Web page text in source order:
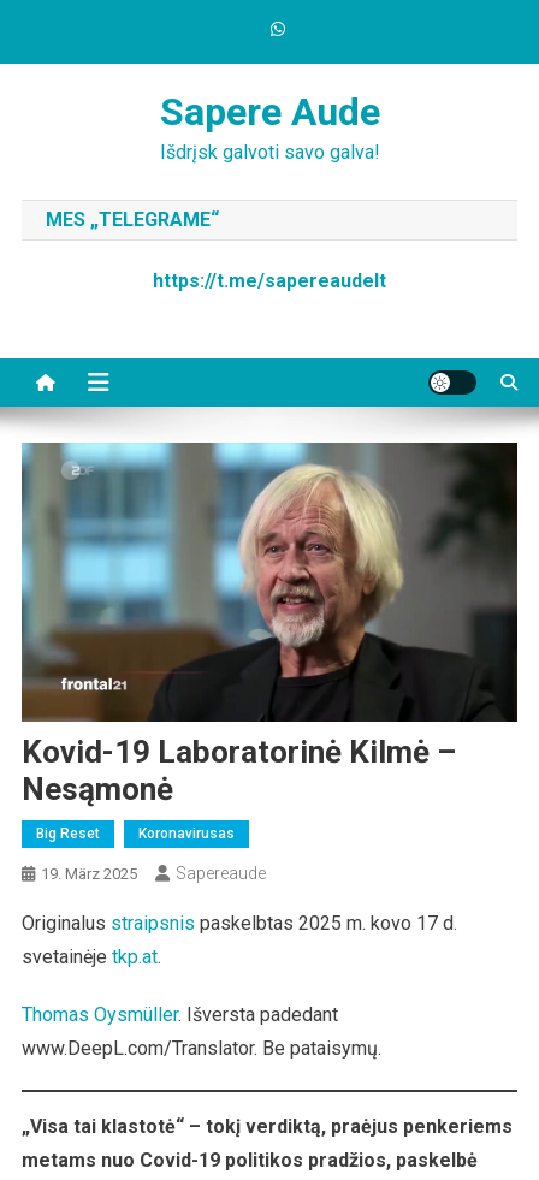
Sapere Aude
Išdrįsk galvoti savo galva!
MES „TELEGRAME“
https://t.me/sapereaudelt
Kovid-19 Laboratorinė Kilmė –
Nesąmonė
Big Reset Koronavirusas
19. März 2025 Sapereaude
Originalus straipsnis paskelbtas 2025 m. kovo 17 d.
svetainėje tkp.at.
Thomas Oysmüller. Išversta padedant
www.DeepL.com/Translator. Be pataisymų.
„Visa tai klastotė“ – tokį verdiktą, praėjus penkeriems
metams nuo Covid-19 politikos pradžios, paskelbė